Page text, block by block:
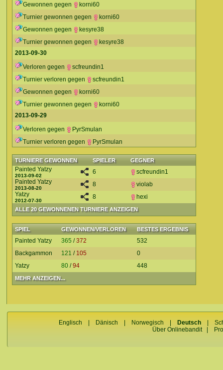
Gewonnen gegen
korni60
Turnier gewonnen gegen
korni60
Gewonnen gegen
kesyre38
Turnier gewonnen gegen
kesyre38
2013-09-30
Verloren gegen
scfreundin1
Turnier verloren gegen
scfreundin1
Gewonnen gegen
korni60
Turnier gewonnen gegen
korni60
2013-09-29
Verloren gegen
PyrSmulan
Turnier verloren gegen
PyrSmulan
TURNIERE GEWONNEN SPIELER GEGNER
ALLE 20 GEWONNENEN TURNIERE ANZEIGEN
Painted Yatzy
2013-09-02
6
scfreundin1
Painted Yatzy
2013-08-20
8
violab
Yatzy
2012-07-30
8 hexi
SPIEL GEWONNEN/VERLOREN BESTES ERGEBNIS
MEHR ANZEIGEN...
Painted Yatzy 365 /372
532
Backgammon
121 / 105
0
Yatzy
80 /94 448
Englisch Dänisch Norwegisch Deutsch |
Über Onlinebandit|